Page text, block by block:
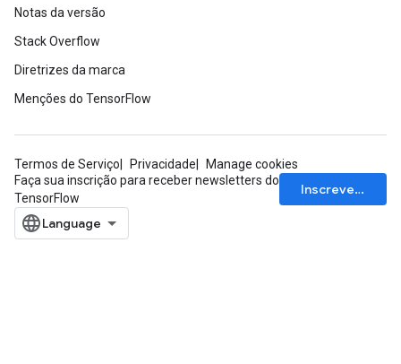
Notas da versão
Stack Overflow
Diretrizes da marca
Menções do TensorFlow
Termos de Serviço Privacidade
Manage cookies
Faça sua inscrição para receber newsletters do
TensorFlow
Inscrever-se